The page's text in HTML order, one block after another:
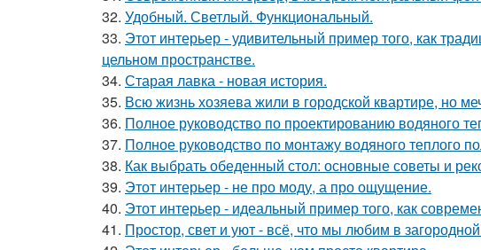
32. Удобный. Светлый. Функциональный.
33. Этот интерьер - удивительный пример того, как
цельном пространстве.
34. Старая лавка - новая история.
35. Всю жизнь хозяева жили в городской квартире, но
36. Полное руководство по проектированию водяного
37. Полное руководство по монтажу водяного теплого
38. Как выбрать обеденный стол: основные советы и
39. Этот интерьер - не про моду, а про ощущение.
40. Этот интерьер - идеальный пример того, как
41. Простор, свет и уют - всё, что мы любим в